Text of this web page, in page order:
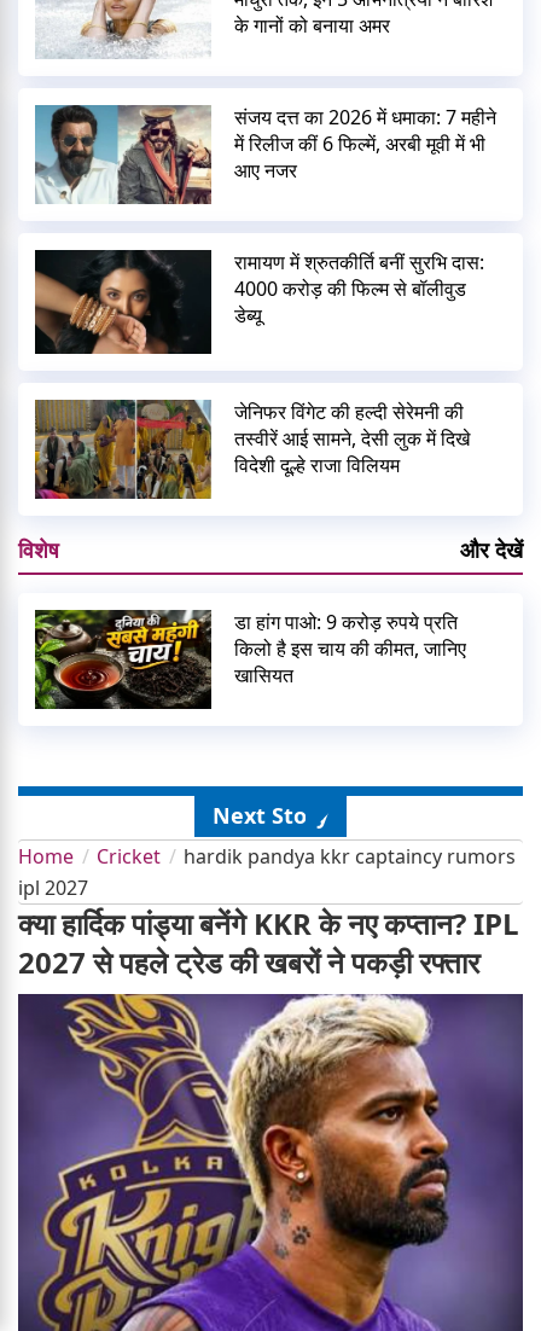
के गानों को बनाया अमर
संजय दत्त का 2026 में धमाका: 7 महीने
में रिलीज कीं 6 फिल्में, अरबी मूवी में भी
आए नजर
रामायण में श्रुतकीर्ति बनीं सुरभि दास:
4000 करोड़ की फिल्म से बॉलीवुड
डेब्यू
जेनिफर विंगेट की हल्दी सेरेमनी की
तस्वीरें आई सामने, देसी लुक में दिखे
विदेशी दूल्हे राजा विलियम
विशेष और देखें
डा हांग पाओ: 9 करोड़ रुपये प्रति
किलो है इस चाय की कीमत, जानिए
खासियत
Next Story
Home Cricket
hardik pandya kkr captaincy rumors
ipl 2027
क्या हार्दिक पांड्या बनेंगे KKR के नए कप्तान? IPL
2027 से पहले ट्रेड की खबरों ने पकड़ी रफ्तार